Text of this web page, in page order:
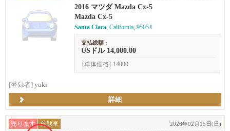
2016 マツダ Mazda Cx-5
Mazda Cx-5
Santa Clara, California, 95054
支払総額 :
USドル 14,000.00
[車体価格] 14000
[登録者] yuki
詳細
売ります 自動車 2026年02月15日(日)